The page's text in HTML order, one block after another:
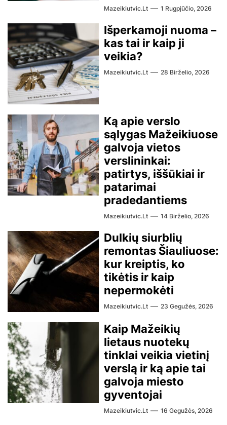
Mazeikiutvic.lt 1 Rugpjūčio, 2026
Išperkamoji nuoma –
kas tai ir kaip ji
veikia?
Mazeikiutvic.lt 28 Birželio, 2026
Ką apie verslo
sąlygas Mažeikiuose
galvoja vietos
verslininkai:
patirtys, iššūkiai ir
patarimai
pradedantiems
Mazeikiutvic.lt 14 Birželio, 2026
Dulkių siurblių
remontas Šiauliuose:
kur kreiptis, ko
tikėtis ir kaip
nepermokėti
Mazeikiutvic.lt 23 Gegužės, 2026
Kaip Mažeikių
lietaus nuotekų
tinklai veikia vietinį
verslą ir ką apie tai
galvoja miesto
gyventojai
Mazeikiutvic.lt 16 Gegužės, 2026